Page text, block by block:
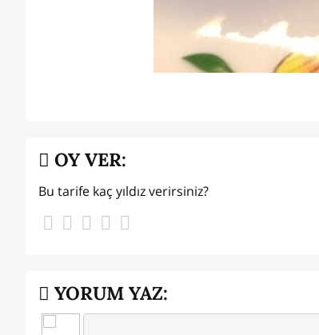
OY VER:
Bu tarife kaç yıldız verirsiniz?
YORUM YAZ: